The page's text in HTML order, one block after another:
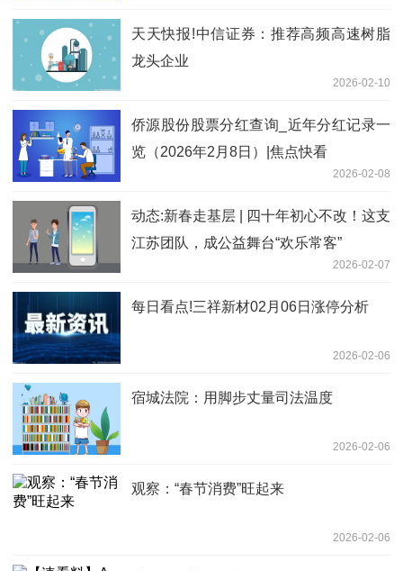
天天快报!中信证券：推荐高频高速树脂
龙头企业
2026-02-10
侨源股份股票分红查询_近年分红记录一
览（2026年2月8日）|焦点快看
2026-02-08
动态:新春走基层 | 四十年初心不改！这支
江苏团队，成公益舞台“欢乐常客”
2026-02-07
每日看点!三祥新材02月06日涨停分析
2026-02-06
宿城法院：用脚步丈量司法温度
2026-02-06
观察：“春节消费”旺起来
2026-02-06